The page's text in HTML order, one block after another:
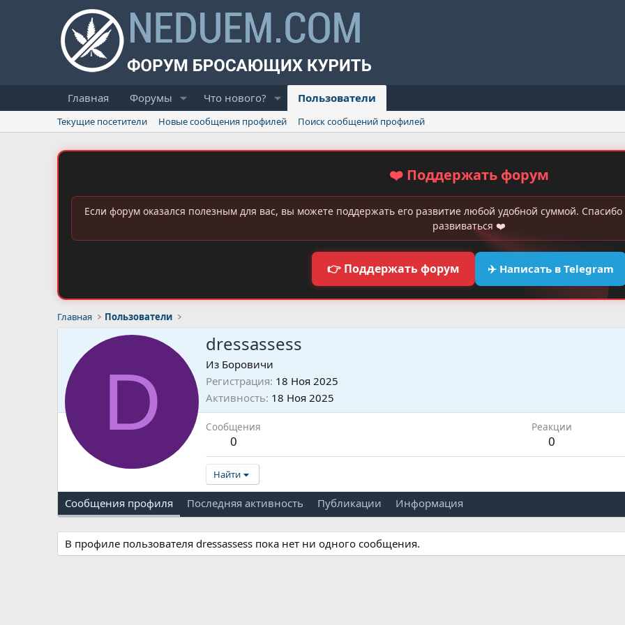
Главная Форумы Что нового? Пользователи
Текущие посетители Новые сообщения профилей Поиск сообщений профилей
❤️ Поддержать форум
Если форум оказался полезным для вас, вы можете поддержать его развитие любой удобной суммой. Спасибо
развиваться ❤️
👉 Поддержать форум ✈️ Написать в Telegram
Главная Пользователи
D
dressassess
Из Боровичи
Регистрация 18 Ноя 2025
Активность 18 Ноя 2025
Сообщения
0
Реакции
0
Найти
Сообщения профиля Последняя активность Публикации Информация
В профиле пользователя dressassess пока нет ни одного сообщения.